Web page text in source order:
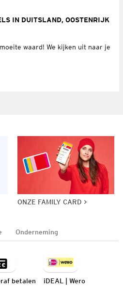
IN DUITSLAND, OOSTENRIJK
waard! We kijken uit naar je
ONZE FAMILY CARD
Onderneming
betalen iDEAL | Wero